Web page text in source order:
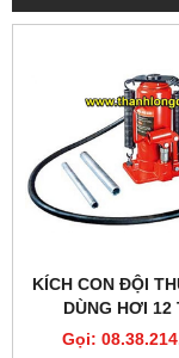
KÍCH CON ĐỘI
DÙNG HƠI 12
KAWASAKI
Gọi: